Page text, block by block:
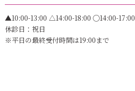
▲10:00-13:00 △14:00-18:00 ◯14:00-17:00
休診日：祝日
※平日の最終受付時間は19:00まで